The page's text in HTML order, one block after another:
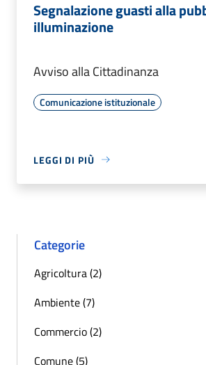
Segnalazione guasti alla
illuminazione
Avviso alla Cittadinanza
Comunicazione istituzionale
LEGGI DI PIÙ
Categorie
Agricoltura (2)
Ambiente (7)
Commercio (2)
Comune (5)